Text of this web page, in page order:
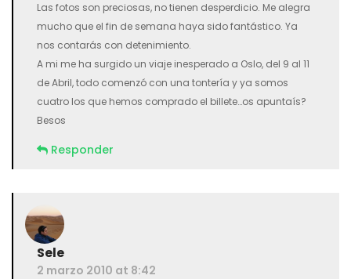
Las fotos son preciosas, no tienen desperdicio. Me alegra
mucho que el fin de semana haya sido fantástico. Ya
nos contarás con detenimiento.
A mi me ha surgido un viaje inesperado a Oslo, del 9 al 11
de Abril, todo comenzó con una tontería y ya somos
cuatro los que hemos comprado el billete…os apuntaís?
Besos
Responder
Sele
2 marzo 2010 at 8:42